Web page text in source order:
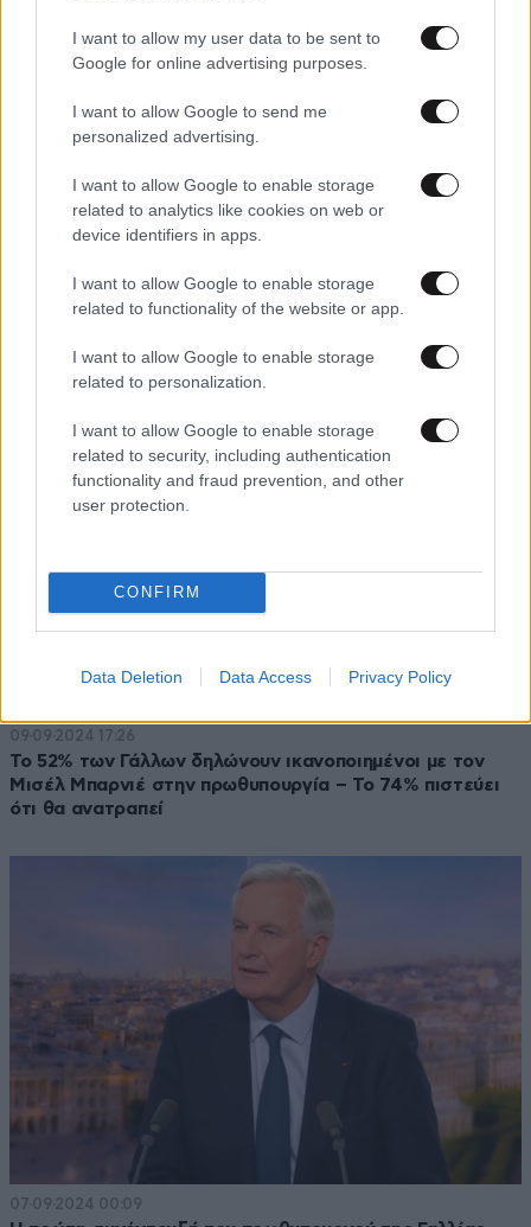
I want to allow my user data to be sent to
Google for online advertising purposes.
I want to allow Google to send me
personalized advertising.
I want to allow Google to enable storage
related to analytics like cookies on web or
device identifiers in apps.
I want to allow Google to enable storage
related to functionality of the website or app.
I want to allow Google to enable storage
related to personalization.
I want to allow Google to enable storage
related to security, including authentication
functionality and fraud prevention, and other
user protection.
CONFIRM
Data Deletion Data Access Privacy Policy
Με συγκρατημένη δυσπιστία βλέπουν τον νέο
πρωθυπουργό της Γαλλίας, Μισέλ Μπαρνιέ, οι πολίτες
09·09·2024 17:26
Το 52% των Γάλλων δηλώνουν ικανοποιημένοι με τον
Μισέλ Μπαρνιέ στην πρωθυπουργία – Το 74% πιστεύει
ότι θα ανατραπεί
07·09·2024 00:09